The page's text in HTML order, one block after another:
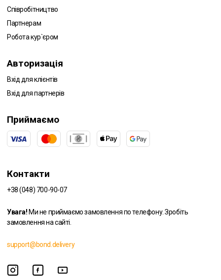
Співробітництво
Партнерам
Робота кур`єром
Авторизація
Вхід для клієнтів
Вхід для партнерів
Приймаємо
Контакти
+38 (048) 700-90-07
Увага! Ми не приймаємо замовлення по телефону. Зробіть
замовлення на сайті.
support@bond.delivery